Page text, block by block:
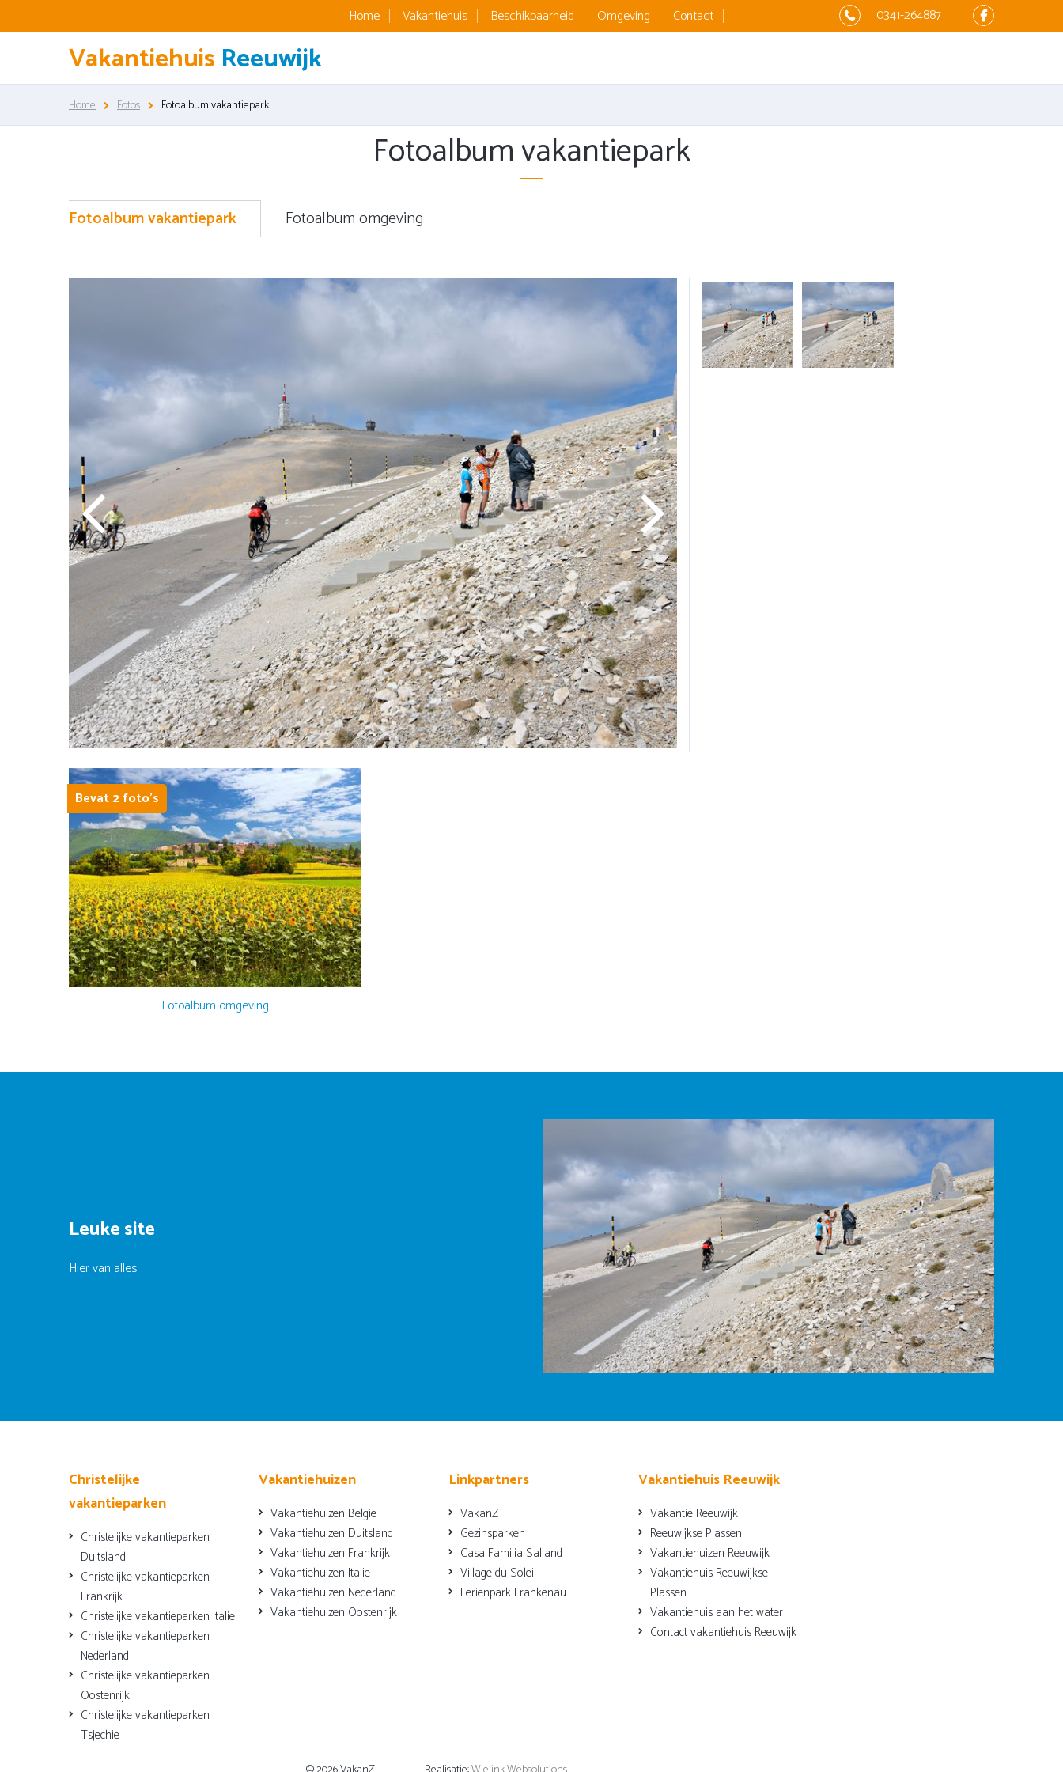
0341-264887
Home Vakantiehuis Beschikbaarheid Omgeving Contact
Vakantiehuis Reeuwijk
Home Fotos Fotoalbum vakantiepark
Fotoalbum vakantiepark
Fotoalbum vakantiepark Fotoalbum omgeving
Bevat2 foto's
Fotoalbum omgeving
Leuke site
Hier van alles
Christelijke
vakantieparken
Christelijke vakantieparken
Duitsland
Christelijke vakantieparken
Frankrijk
Christelijke vakantieparken Italie
Christelijke vakantieparken
Nederland
Christelijke vakantieparken
Oostenrijk
Christelijke vakantieparken
Tsjechie
Vakantiehuizen
Vakantiehuizen Belgie
Vakantiehuizen Duitsland
Vakantiehuizen Frankrijk
Vakantiehuizen Italie
Vakantiehuizen Nederland
Vakantiehuizen Oostenrijk
Linkpartners
VakanZ
Gezinsparken
Casa Familia Salland
Village du Soleil
Ferienpark Frankenau
Vakantiehuis Reeuwijk
Vakantie Reeuwijk
Reeuwijkse Plassen
Vakantiehuizen Reeuwijk
Vakantiehuis Reeuwijkse
Plassen
Vakantiehuis aan het water
Contact vakantiehuis Reeuwijk